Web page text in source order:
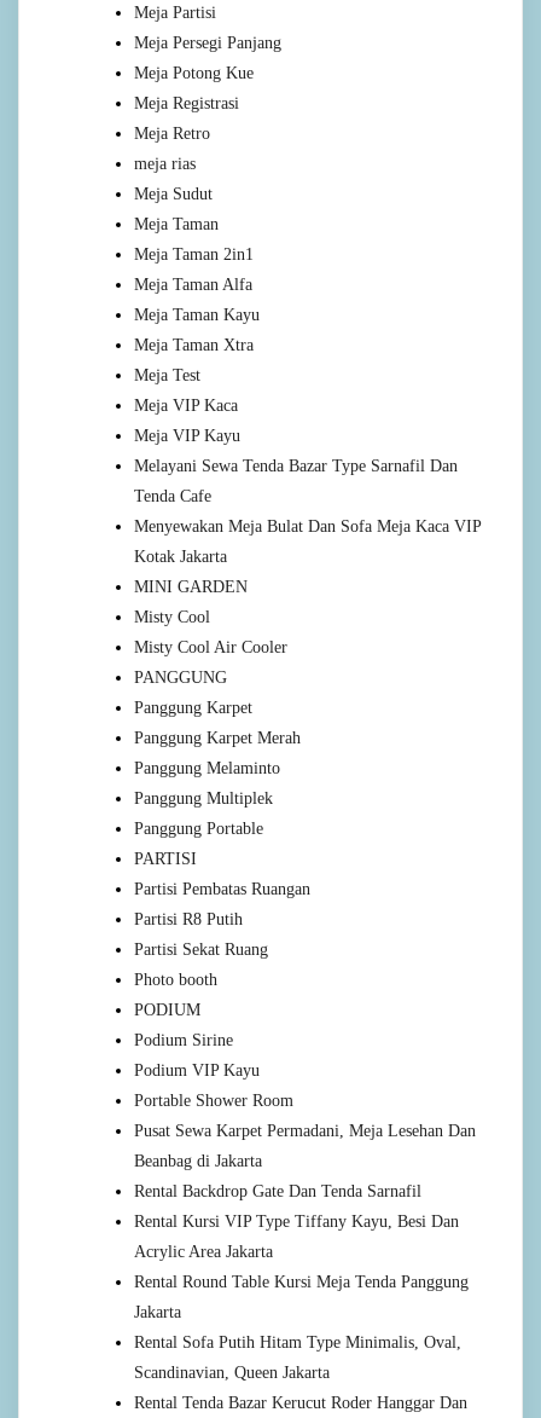
Meja Partisi
Meja Persegi Panjang
Meja Potong Kue
Meja Registrasi
Meja Retro
meja rias
Meja Sudut
Meja Taman
Meja Taman 2in1
Meja Taman Alfa
Meja Taman Kayu
Meja Taman Xtra
Meja Test
Meja VIP Kaca
Meja VIP Kayu
Melayani Sewa Tenda Bazar Type Sarnafil Dan
Tenda Cafe
Menyewakan Meja Bulat Dan Sofa Meja Kaca VIP
Kotak Jakarta
MINI GARDEN
Misty Cool
Misty Cool Air Cooler
PANGGUNG
Panggung Karpet
Panggung Karpet Merah
Panggung Melaminto
Panggung Multiplek
Panggung Portable
PARTISI
Partisi Pembatas Ruangan
Partisi R8 Putih
Partisi Sekat Ruang
Photo booth
PODIUM
Podium Sirine
Podium VIP Kayu
Portable Shower Room
Pusat Sewa Karpet Permadani, Meja Lesehan Dan
Beanbag di Jakarta
Rental Backdrop Gate Dan Tenda Sarnafil
Rental Kursi VIP Type Tiffany Kayu, Besi Dan
Acrylic Area Jakarta
Rental Round Table Kursi Meja Tenda Panggung
Jakarta
Rental Sofa Putih Hitam Type Minimalis, Oval,
Scandinavian, Queen Jakarta
Rental Tenda Bazar Kerucut Roder Hanggar Dan